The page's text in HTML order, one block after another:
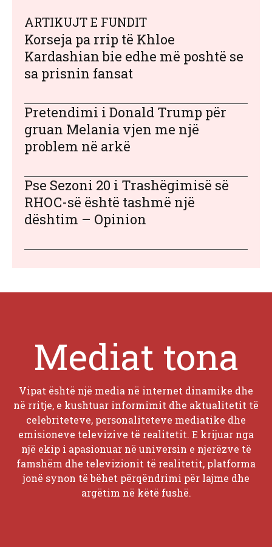
ARTIKUJT E FUNDIT
Korseja pa rrip të Khloe
Kardashian bie edhe më poshtë se
sa prisnin fansat
Pretendimi i Donald Trump për
gruan Melania vjen me një
problem në arkë
Pse Sezoni 20 i Trashëgimisë së
RHOC-së është tashmë një
dështim – Opinion
Mediat tona
Vipat është një media në internet dinamike dhe
në rritje, e kushtuar informimit dhe aktualitetit të
celebriteteve, personaliteteve mediatike dhe
emisioneve televizive të realitetit. E krijuar nga
një ekip i apasionuar në universin e njerëzve të
famshëm dhe televizionit të realitetit, platforma
jonë synon të bëhet përqëndrimi për lajme dhe
argëtim në këtë fushë.